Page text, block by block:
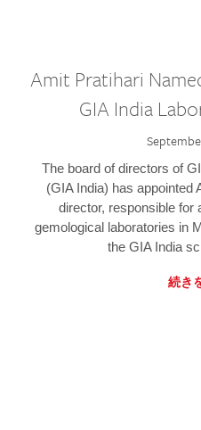
Amit Pratihari
GIA India
The board of directors of
(GIA India) has appointed
director, responsible for
gemological laboratories in
the GIA India
続き